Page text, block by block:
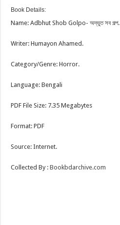
Book Details:
Name: Adbhut Shob Golpo- অদ্ভুত সব গল্প.
Writer: Humayon Ahamed.
Category/Genre: Horror.
Language: Bengali
PDF File Size: 7.35 Megabytes
Format: PDF
Source: Internet.
Collected By :Bookbdarchive.com